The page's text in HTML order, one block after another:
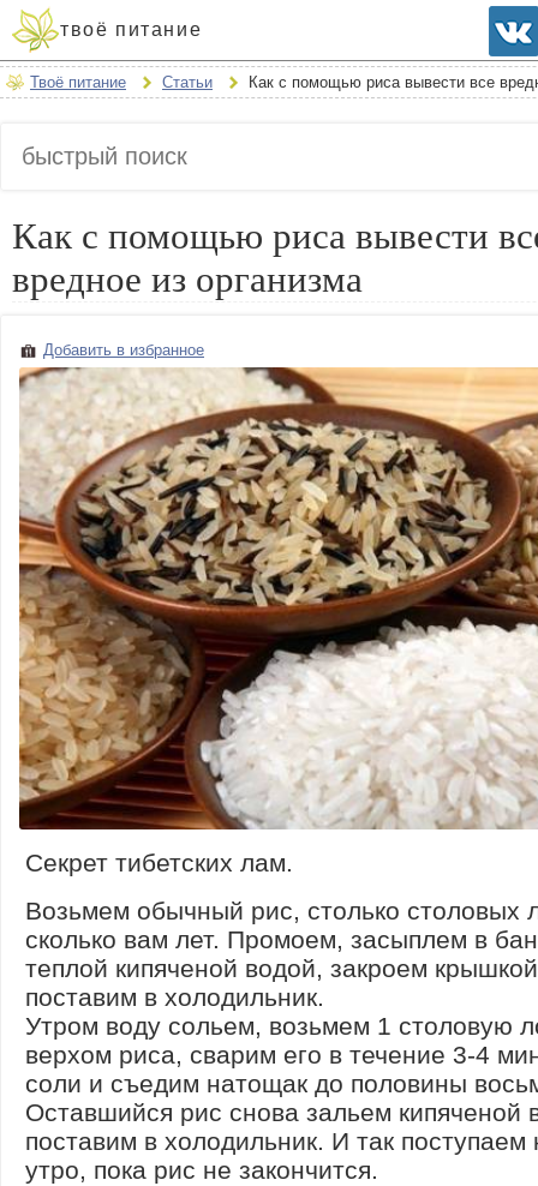
твоё питание
Твоё питание Статьи Как с помощью риса вывести все
Как с помощью риса вывести
вредное из организма
Добавить в избранное
Секрет тибетских лам.
Возьмем обычный рис, столько столовых
сколько вам лет. Промоем, засыплем в
теплой кипяченой водой, закроем
поставим в холодильник.
Утром воду сольем, возьмем 1 столовую
верхом риса, сварим его в течение 3-4
соли и съедим натощак до половины
Оставшийся рис снова зальем кипяченой
поставим в холодильник. И так поступаем
утро, пока рис не закончится.